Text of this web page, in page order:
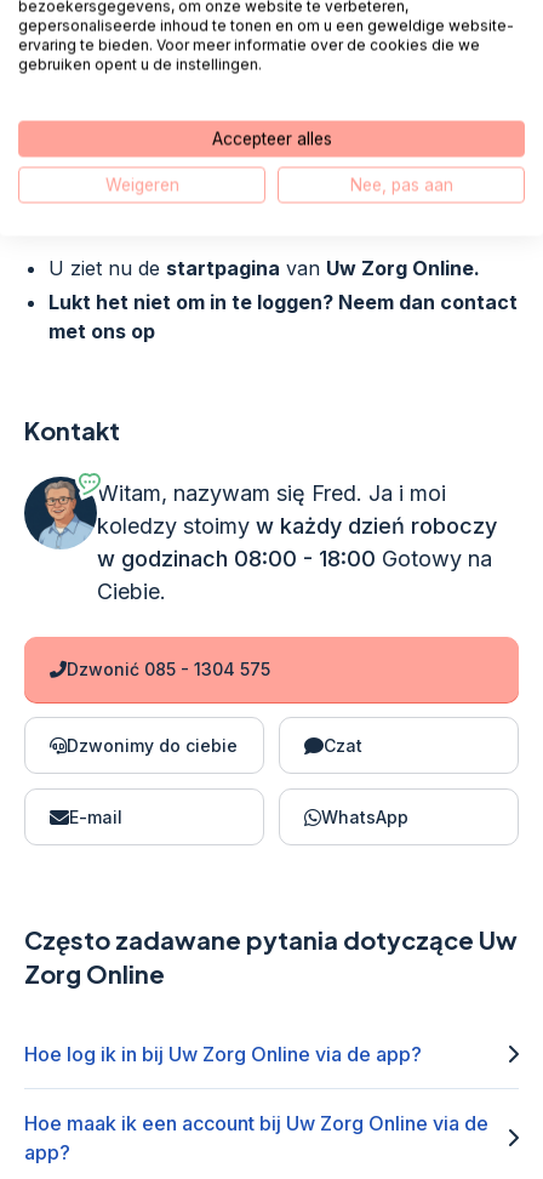
Powiększać
U ziet nu de startpagina van Uw Zorg Online.
Lukt het niet om in te loggen? Neem dan contact
met ons op
Kontakt
Witam, nazywam się Fred. Ja i moi
koledzy stoimy w każdy dzień roboczy
w godzinach 08:00 - 18:00 Gotowy na
Ciebie.
Dzwonić 085 - 1304 575
Dzwonimy do ciebie Czat
E-mail WhatsApp
Często zadawane pytania dotyczące Uw
Zorg Online
Hoe log ik in bij Uw Zorg Online via de app?
Hoe maak ik een account bij Uw Zorg Online via de
app?
bezoekersgegevens, om onze website te verbeteren,
gepersonaliseerde inhoud te tonen en om u een geweldige website-
ervaring te bieden. Voor meer informatie over de cookies die we
gebruiken opent u de instellingen.
Accepteer alles
Weigeren Nee, pas aan